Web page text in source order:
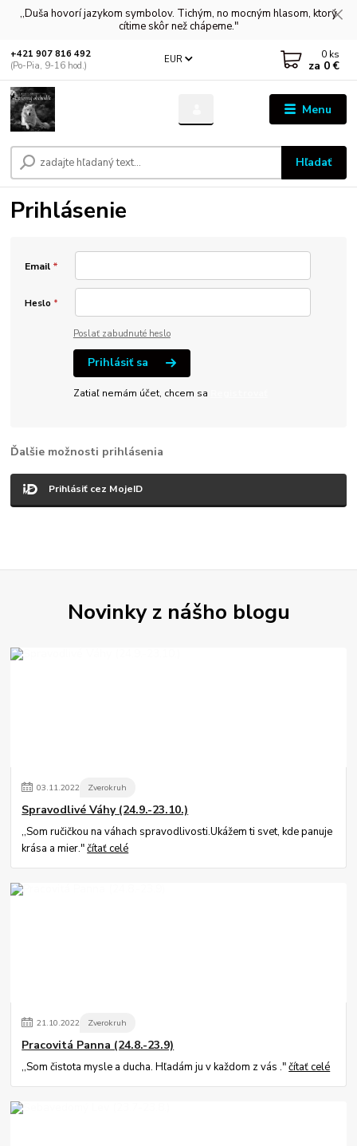
,,Duša hovorí jazykom symbolov. Tichým, no mocným hlasom, ktorý
cítime skôr než chápeme."
Menu
EUR
Hľadať
+421 907 816 492
(Po-Pia, 9-16 hod.)
0 ks
za 0 €
Prihlásenie
Email *
Heslo *
Poslať zabudnuté heslo
Prihlásiť sa
Zatiaľ nemám účet, chcem sa
Ďalšie možnosti prihlásenia
Prihlásiť cez MojeID
Novinky z nášho blogu
03.11.2022 Zverokruh
Spravodlivé Váhy (24.9.-23.10.)
,,Som ručičkou na váhach spravodlivosti.Ukážem ti svet, kde panuje
krása a mier."čítať celé
21.10.2022 Zverokruh
Pracovitá Panna (24.8.-23.9)
,,Som čistota mysle a ducha. Hľadám ju v každom z vás ."čítať celé